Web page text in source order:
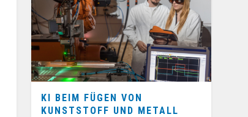
KI BEIM FÜGEN VON
KUNSTSTOFF UND METALL